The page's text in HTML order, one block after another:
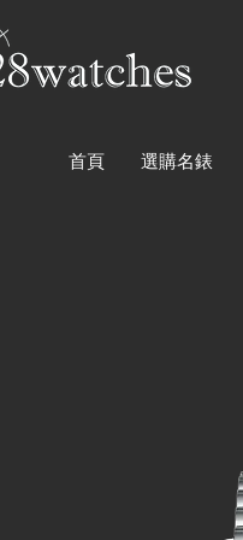
首頁 選購名錶